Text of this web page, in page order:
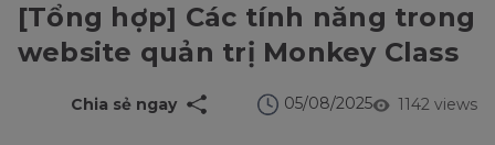
[Tổng hợp] Các tính năng trong
website quản trị Monkey Class
1142 views
05/08/2025
Chia sẻ ngay